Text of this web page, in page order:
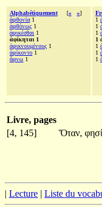
Alphabétiquement [« »]
ἀφθονία 1
ἀφθόνως 1
ἀφικέσθαι 1
ἀφίκηται 1
ἀφικνουμένους 1
ἀφίκοντο 1
ἄφνω 1
1
1
1
1
1
1
1
Livre, pages
[4, 145]
Ὅταν,
| Lecture | Liste du